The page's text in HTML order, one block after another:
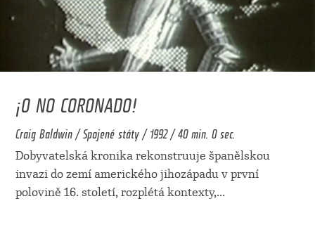
¡O NO CORONADO!
Craig Baldwin / Spojené státy / 1992 / 40 min. 0 sec.
Dobyvatelská kronika rekonstruuje španělskou
invazi do zemí amerického jihozápadu v první
polovině 16. století, rozplétá kontexty,...